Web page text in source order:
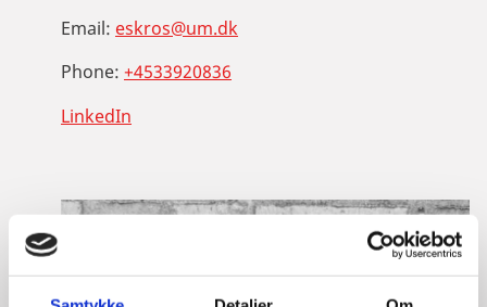
Email: eskros@um.dk
Phone: +4533920836
LinkedIn